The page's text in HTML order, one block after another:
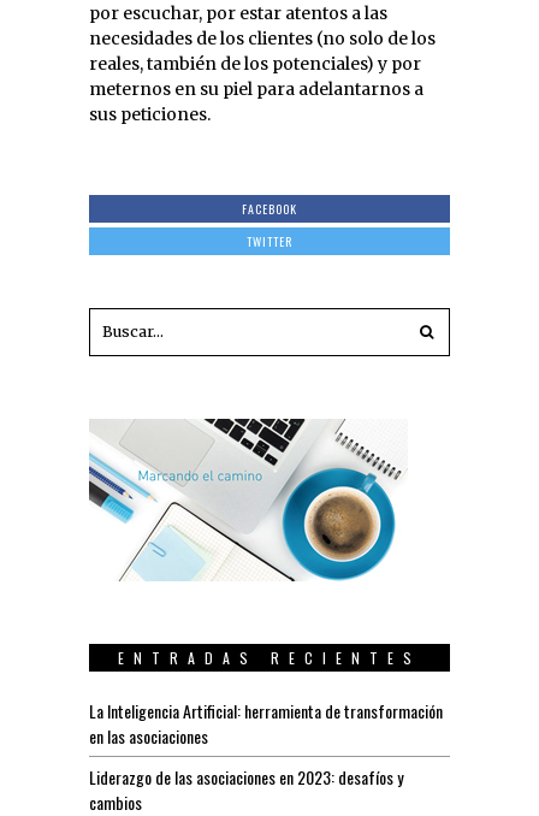
por escuchar, por estar atentos a las
necesidades de los clientes (no solo de los
reales, también de los potenciales) y por
meternos en su piel para adelantarnos a
sus peticiones.
FACEBOOK
TWITTER
ENTRADAS RECIENTES
La Inteligencia Artificial: herramienta de transformación
en las asociaciones
Liderazgo de las asociaciones en 2023: desafíos y
cambios